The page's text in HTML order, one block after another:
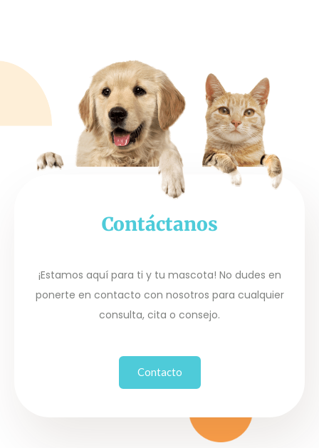
Contáctanos
¡Estamos aquí para ti y tu mascota! No dudes en
ponerte en contacto con nosotros para cualquier
consulta, cita o consejo.
Contacto